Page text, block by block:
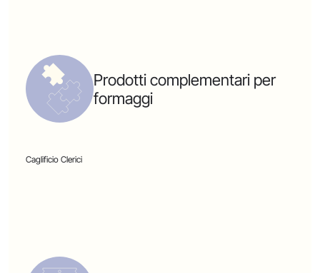
Prodotti complementari per
formaggi
Caglificio Clerici